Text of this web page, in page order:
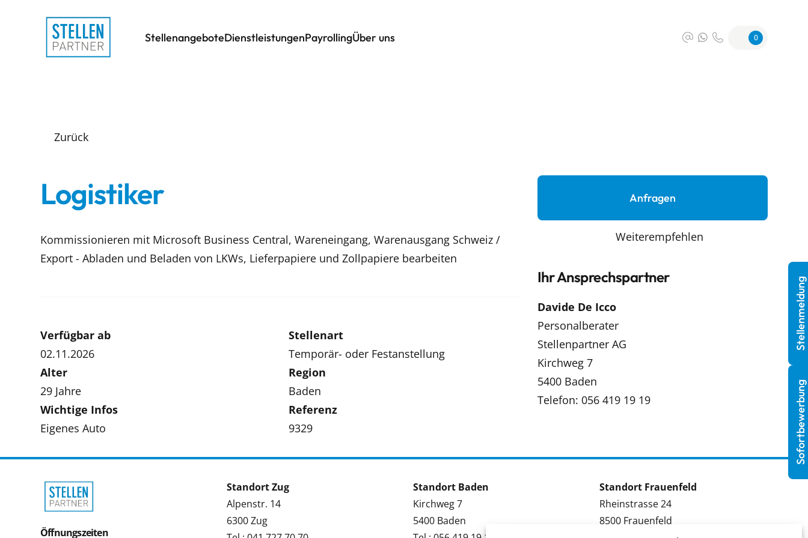
StellenangeboteDienstleistungenPayrollingÜber uns 0
Zurück
Logistiker
Kommissionieren mit Microsoft Business Central, Wareneingang, Warenausgang Schweiz /
Export - Abladen und Beladen von LKWs, Lieferpapiere und Zollpapiere bearbeiten
Verfügbar ab
02.11.2026
Stellenart
Temporär- oder Festanstellung
Alter
29 Jahre
Region
Baden
Wichtige Infos
Eigenes Auto
Referenz
9329
Anfragen
Weiterempfehlen
Ihr Ansprechspartner
Davide De Icco
Personalberater
Stellenpartner AG
Kirchweg 7
5400 Baden
Telefon: 056 419 19 19
Öffnungszeiten
Standort Zug
Alpenstr. 14
6300 Zug
Standort Baden
Kirchweg 7
5400 Baden
Standort Frauenfeld
Rheinstrasse 24
8500 Frauenfeld
Sofortbewerbung
Stellenmeldung